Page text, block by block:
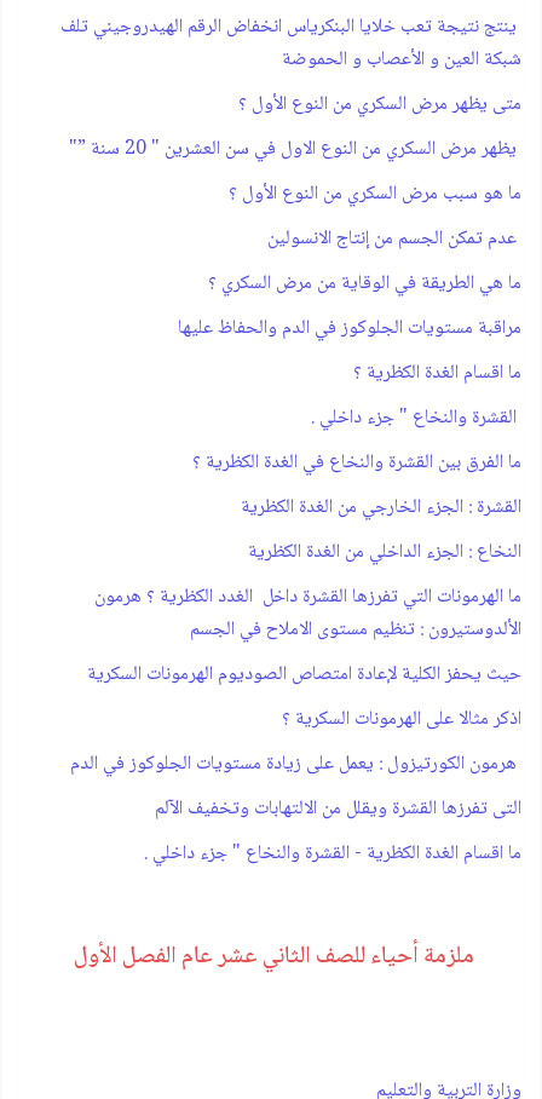
ينتج نتيجة تعب خلايا البنكرياس انخفاض الرقم الهيدروجيني تلف
شبكة العين و الأعصاب و الحموضة
متى يظهر مرض السكري من النوع الأول ؟
يظهر مرض السكري من النوع الاول في سن العشرين " 20 سنة ”"
ما هو سبب مرض السكري من النوع الأول ؟
عدم تمكن الجسم من إنتاج الانسولين
ما هي الطريقة في الوقاية من مرض السكري ؟
مراقبة مستويات الجلوكوز في الدم والحفاظ عليها
ما اقسام الغدة الكظرية ؟
القشرة والنخاع " جزء داخلي .
ما الفرق بين القشرة والنخاع في الغدة الكظرية ؟
القشرة : الجزء الخارجي من الغدة الكظرية
النخاع : الجزء الداخلي من الغدة الكظرية
ما الهرمونات التي تفرزها القشرة داخل الغدد الكظرية ؟ هرمون
الألدوستيرون : تنظيم مستوى الاملاح في الجسم
حيث يحفز الكلية لإعادة امتصاص الصوديوم الهرمونات السكرية
اذكر مثالا على الهرمونات السكرية ؟
هرمون الكورتيزول : يعمل على زيادة مستويات الجلوكوز في الدم
التى تفرزها القشرة ويقلل من الالتهابات وتخفيف الآلم
ما اقسام الغدة الكظرية - القشرة والنخاع " جزء داخلي .
ملزمة أحياء للصف الثاني عشر عام الفصل الأول
وزارة التربية والتعليم